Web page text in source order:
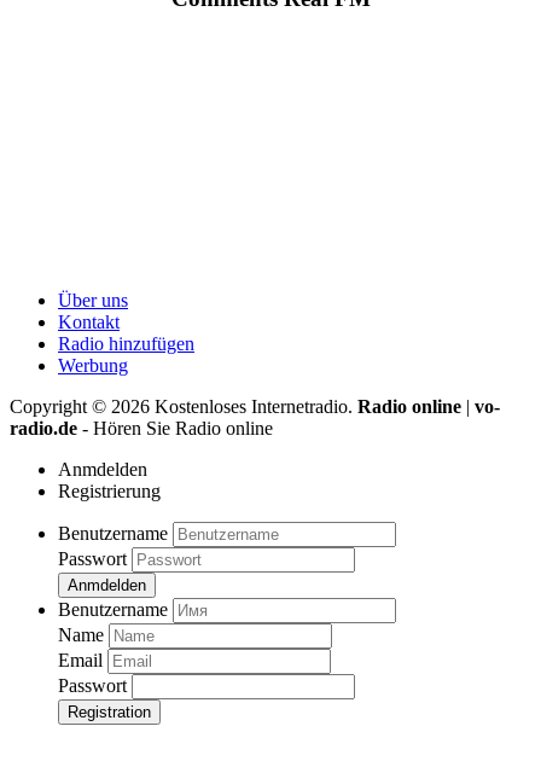
Über uns
Kontakt
Radio hinzufügen
Werbung
Copyright © 2026 Kostenloses Internetradio. Radio online | vo-
radio.de - Hören Sie Radio online
Anmdelden
Registrierung
Benutzername
Passwort
Anmdelden
Benutzername
Name
Email
Passwort
Registration